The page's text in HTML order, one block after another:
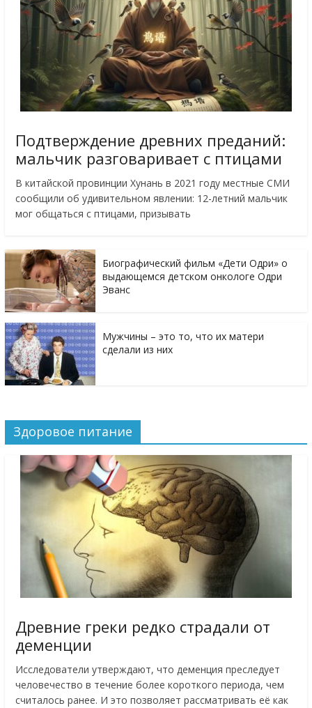
Подтверждение древних преданий:
мальчик разговаривает с птицами
В китайской провинции Хунань в 2021 году местные СМИ
сообщили об удивительном явлении: 12-летний мальчик
мог общаться с птицами, призывать
Биографический фильм «Дети Одри» о
выдающемся детском онкологе Одри
Эванс
Мужчины – это то, что их матери
сделали из них
Здоровое питание
Древние греки редко страдали от
деменции
Исследователи утверждают, что деменция преследует
человечество в течение более короткого периода, чем
считалось ранее. И это позволяет рассматривать её как